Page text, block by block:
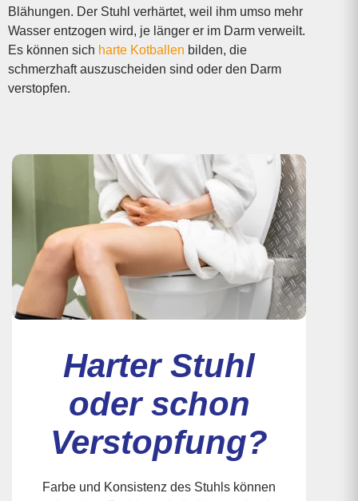
Blähungen. Der Stuhl verhärtet, weil ihm umso mehr
Wasser entzogen wird, je länger er im Darm verweilt.
Es können sich harte Kotballen bilden, die
schmerzhaft auszu­scheiden sind oder den Darm
verstopfen.
Harter Stuhl
oder schon
Verstopfung?
Farbe und Konsistenz des Stuhls können